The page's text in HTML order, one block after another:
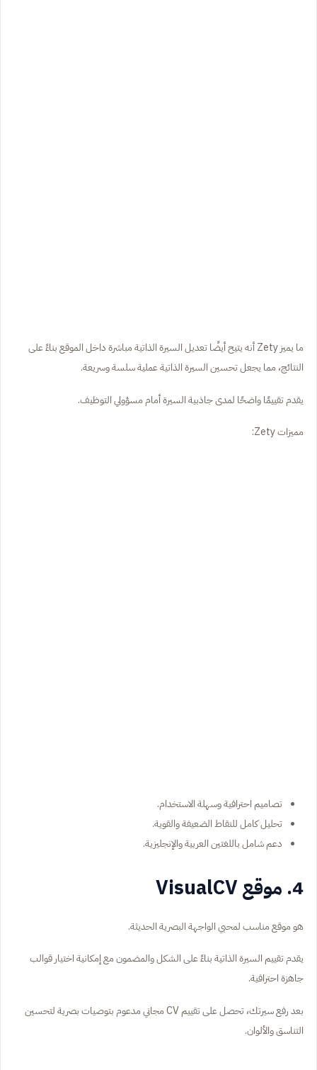
ما يميز Zety أنه يتيح أيضًا تعديل السيرة الذاتية مباشرة داخل الموقع بناءً على
النتائج، مما يجعل تحسين السيرة الذاتية عملية سلسة وسريعة.
يقدم تقييمًا واضحًا لمدى جاذبية السيرة أمام مسؤولي التوظيف.
مميزات Zety:
تصاميم احترافية وسهلة الاستخدام.
تحليل كامل للنقاط الضعيفة والقوية.
دعم شامل باللغتين العربية والإنجليزية.
4. موقع VisualCV
هو موقع مناسب لمحبي الواجهة البصرية الحديثة.
يقدم تقييم السيرة الذاتية بناءً على الشكل والمضمون مع إمكانية اختيار قوالب
جاهزة احترافية.
بعد رفع سيرتك، تحصل على تقييم CV مجاني مدعوم بتوصيات بصرية لتحسين
التناسق والألوان.